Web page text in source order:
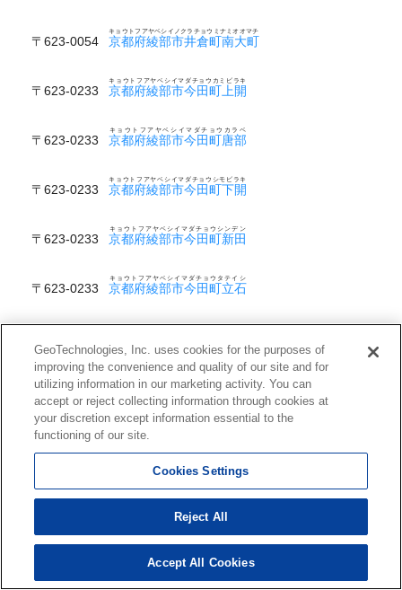
〒623-0054 京都府綾部市井倉町南大町
キョウトフアヤベシイノクラチョウミナミオオマチ
〒623-0233 京都府綾部市今田町上開
キョウトフアヤベシイマダチョウカミビラキ
〒623-0233 京都府綾部市今田町唐部
キョウトフアヤベシイマダチョウカラベ
〒623-0233 京都府綾部市今田町下開
キョウトフアヤベシイマダチョウシモビラキ
〒623-0233 京都府綾部市今田町新田
キョウトフアヤベシイマダチョウシンデン
〒623-0233 京都府綾部市今田町立石
キョウトフアヤベシイマダチョウタテイシ
キョウトフアヤベシイマダチョウチョウゲンイシ
〒623-0233 京都府綾部市今田町長源名
〒623-0233 京都府綾部市今田町神子田
キョウトフアヤベシイマダチョウミコダ
〒623-0233 京都府綾部市今田町元立石
キョウトフアヤベシイマダチョウモトタテイシ
〒623-0102 京都府綾部市上杉町
キョウトフアヤベシウエスギチョウ
〒623-0102 京都府綾部市上杉町家ノ谷
GeoTechnologies, Inc. uses cookies for the purposes of
improving the convenience and quality of our site and for
utilizing information in our marketing activity. You can
accept or reject collecting information through cookies at
your discretion except information essential to the
functioning of our site.
Cookies Settings
Reject All
Accept All Cookies